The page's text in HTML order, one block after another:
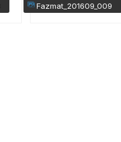
fazmat_201609_009